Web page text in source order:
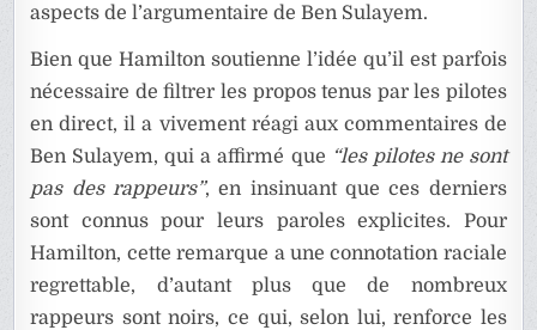
aspects de l’argumentaire de Ben Sulayem.
Bien que Hamilton soutienne l’idée qu’il est parfois
nécessaire de filtrer les propos tenus par les pilotes
en direct, il a vivement réagi aux commentaires de
Ben Sulayem, qui a affirmé que “les pilotes ne sont
pas des rappeurs”, en insinuant que ces derniers
sont connus pour leurs paroles explicites. Pour
Hamilton, cette remarque a une connotation raciale
regrettable, d’autant plus que de nombreux
rappeurs sont noirs, ce qui, selon lui, renforce les